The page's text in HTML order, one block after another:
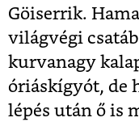
Göiserrik.
világvégi
kurvanagy
óriáskígyót, de
lépés után ő is